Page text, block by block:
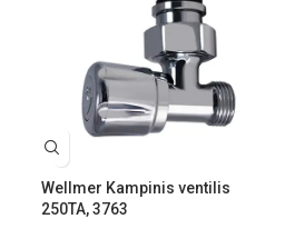
Wellmer Kampinis ventilis
250TA, 3763